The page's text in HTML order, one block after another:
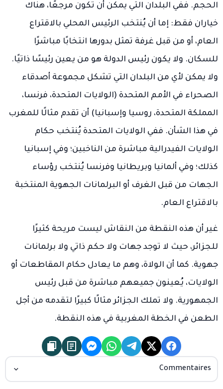
الحجم. ففي البلدان التي يمكن أن تكون مرجعًا، هناك
خياران فقط: إما أن يُنتخب الرئيس المحلي بالاقتراع
العام، أو من قبل غرفة تمثل بدورها انتخابًا مباشرًا
للسكان. ولا يكون رئيس الدولة هو من يعين رئيسًا ذاتيًا.
ولا يمكن لأي من البلدان التي تشكل مجموعة أصدقاء
الصحراء في الأمم المتحدة (الولايات المتحدة، فرنسا،
المملكة المتحدة، روسيا وإسبانيا) أن تقدم مثالًا للمغرب
في هذا الشأن. ففي الولايات المتحدة يُنتخب حكام
الولايات الفيدرالية مباشرة من الناخبين؛ وفي إسبانيا
كذلك؛ وفي ألمانيا وبريطانيا وفرنسا يُنتخب رؤساء
الجهات من قبل الغرف أو البرلمانات الجهوية المنتخبة
بالاقتراع العام.
غير أن هذه النقطة من النقاش ليست مريحة كثيرًا
للجزائر، حيث لا توجد جهات ولا حكم ذاتي ولا برلمانات
جهوية. كما أن الولاة، وهم ما يعادل حكام المقاطعات أو
الولايات، يُعينون جميعهم مباشرة من قبل رئيس
الجمهورية. ولا تملك الجزائر مثالًا كبيرًا لتقدمه من أجل
الطعن في الخطة المغربية في هذه النقطة.
Commentaires